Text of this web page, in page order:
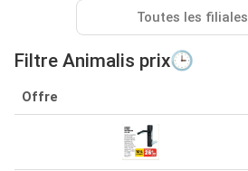
Toutes les filiales
Filtre Animalis prix🕒
Offre